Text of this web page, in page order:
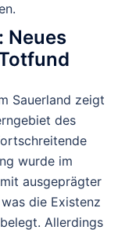
Neues
Sauerland zeigt
des
wurde im
ausgeprägter
die Existenz
Allerdings